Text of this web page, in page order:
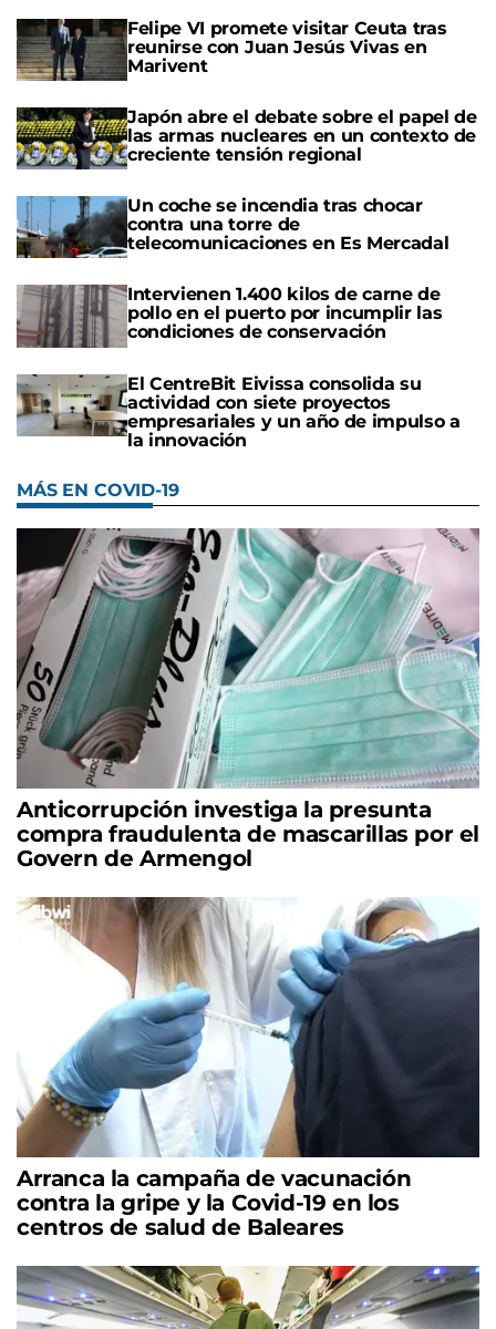
Felipe VI promete visitar Ceuta tras
reunirse con Juan Jesús Vivas en
Marivent
Japón abre el debate sobre el papel de
las armas nucleares en un contexto de
creciente tensión regional
Un coche se incendia tras chocar
contra una torre de
telecomunicaciones en Es Mercadal
Intervienen 1.400 kilos de carne de
pollo en el puerto por incumplir las
condiciones de conservación
El CentreBit Eivissa consolida su
actividad con siete proyectos
empresariales y un año de impulso a
la innovación
MÁS EN COVID-19
Anticorrupción investiga la presunta
compra fraudulenta de mascarillas por el
Govern de Armengol
Arranca la campaña de vacunación
contra la gripe y la Covid-19 en los
centros de salud de Baleares